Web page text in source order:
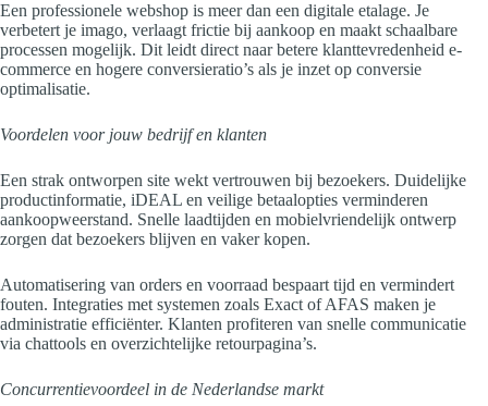
Een professionele webshop is meer dan een digitale etalage. Je
verbetert je imago, verlaagt frictie bij aankoop en maakt schaalbare
processen mogelijk. Dit leidt direct naar betere klanttevredenheid e-
commerce en hogere conversieratio’s als je inzet op conversie
optimalisatie.
Voordelen voor jouw bedrijf en klanten
Een strak ontworpen site wekt vertrouwen bij bezoekers. Duidelijke
productinformatie, iDEAL en veilige betaalopties verminderen
aankoopweerstand. Snelle laadtijden en mobielvriendelijk ontwerp
zorgen dat bezoekers blijven en vaker kopen.
Automatisering van orders en voorraad bespaart tijd en vermindert
fouten. Integraties met systemen zoals Exact of AFAS maken je
administratie efficiënter. Klanten profiteren van snelle communicatie
via chattools en overzichtelijke retourpagina’s.
Concurrentievoordeel in de Nederlandse markt